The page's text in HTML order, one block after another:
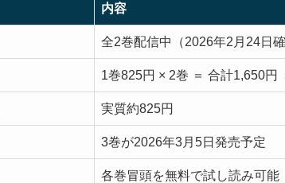
内容
全2巻配信中（2026年2月24日確
1巻825円 × 2巻 ＝ 合計1,650円
実質約825円
3巻が2026年3月5日発売予定
各巻冒頭を無料で試し読み可能